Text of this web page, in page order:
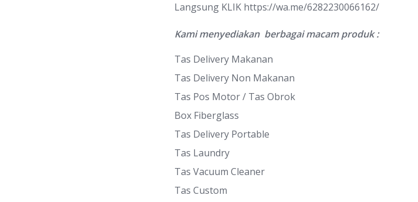
Langsung KLIK https://wa.me/6282230066162/
Kami menyediakan berbagai macam produk :
Tas Delivery Makanan
Tas Delivery Non Makanan
Tas Pos Motor / Tas Obrok
Box Fiberglass
Tas Delivery Portable
Tas Laundry
Tas Vacuum Cleaner
Tas Custom